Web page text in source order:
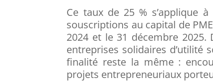
Ce taux de 25 % s’applique
souscriptions au capital de
2024 et le 31 décembre 2025.
entreprises solidaires d’utilité
finalité reste la même :
projets entrepreneuriaux